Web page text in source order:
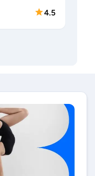
4.5